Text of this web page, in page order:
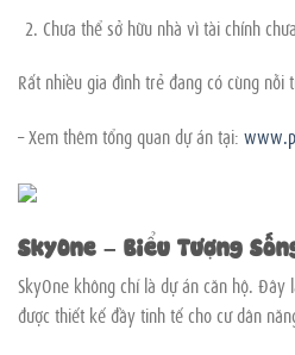
Chưa thể sở hữu nhà vì tài chính
Rất nhiều gia đình trẻ đang có cùng nỗi
– Xem thêm tổng quan dự án tại:
SkyOne – Biểu Tượng
SkyOne không chỉ là dự án căn hộ. Đây
được thiết kế đầy tinh tế cho cư dân